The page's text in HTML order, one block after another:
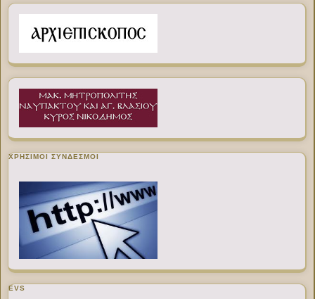
ΧΡΉΣΙΜΟΙ ΣΎΝΔΕΣΜΟΙ
EVS